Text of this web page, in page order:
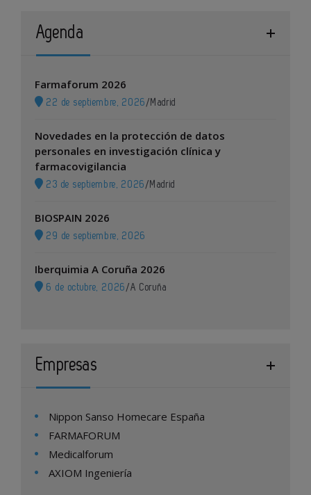
Agenda
Farmaforum 2026
22 de septiembre, 2026 / Madrid
Novedades en la protección de datos
personales en investigación clínica y
farmacovigilancia
23 de septiembre, 2026 / Madrid
BIOSPAIN 2026
29 de septiembre, 2026
Iberquimia A Coruña 2026
6 de octubre, 2026 /A Coruña
Empresas
Nippon Sanso Homecare España
FARMAFORUM
Medicalforum
AXIOM Ingeniería